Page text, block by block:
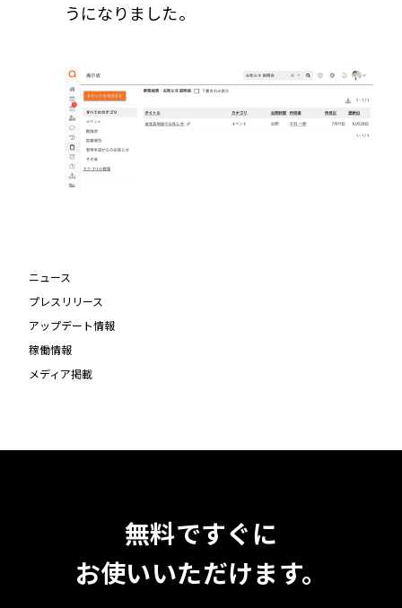
うになりました。
ニュース
プレスリリース
アップデート情報
稼働情報
メディア掲載
無料ですぐに
お使いいただけます。